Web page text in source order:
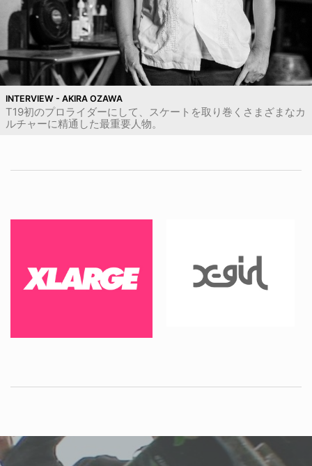
INTERVIEW - AKIRA OZAWA
T19初のプロライダーにして、スケートを取り巻くさまざまなカ
ルチャーに精通した最重要人物。